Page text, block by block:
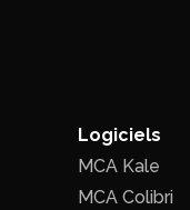
Logiciels
MCA Kale
MCA Colibri